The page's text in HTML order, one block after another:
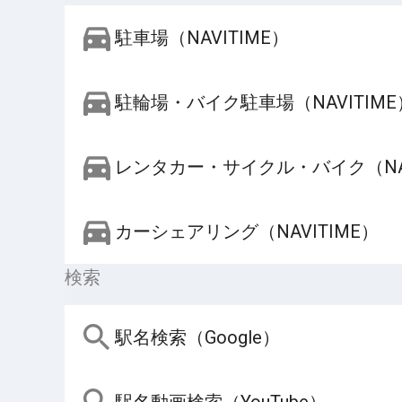
駐車場（NAVITIME）
駐輪場・バイク駐車場（NAVITIME
レンタカー・サイクル・バイク（
カーシェアリング（NAVITIME）
検索
駅名検索（Google）